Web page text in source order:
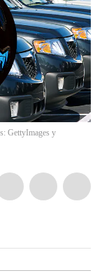
GettyImages y